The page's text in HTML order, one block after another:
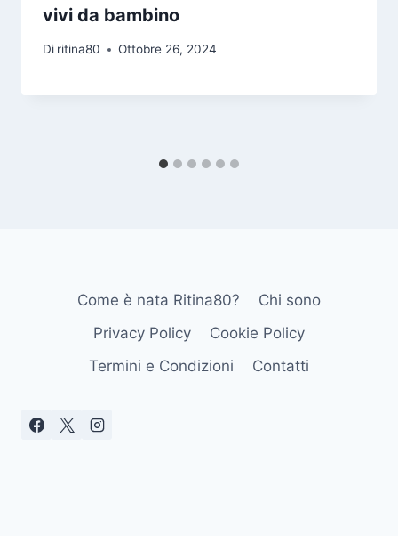
vivi da bambino
Di ritina80 Ottobre 26, 2024
Come è nata Ritina80?
Chi sono
Privacy Policy
Cookie Policy
Termini e Condizioni
Contatti